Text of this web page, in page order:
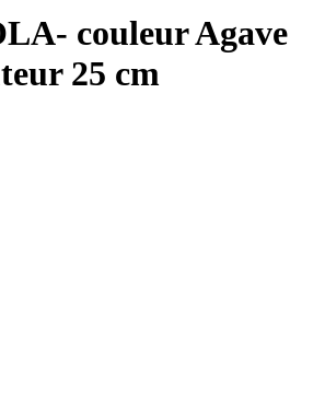
couleur Agave
25 cm